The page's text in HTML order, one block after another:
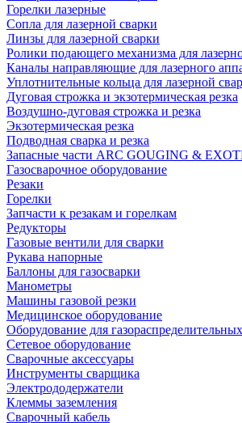
Горелки лазерные
Сопла для лазерной сварки
Линзы для лазерной сварки
Ролики подающего механизма для
Каналы направляющие для лазерного
Уплотнительные кольца для лазерной
Дуговая строжка и экзотермическая резка
Воздушно-дуговая строжка и резка
Экзотермическая резка
Подводная сварка и резка
Запасные части ARC GOUGING &
Газосварочное оборудование
Резаки
Горелки
Запчасти к резакам и горелкам
Редукторы
Газовые вентили для сварки
Рукава напорные
Баллоны для газосварки
Манометры
Машины газовой резки
Медицинское оборудование
Оборудование для
Сетевое оборудование
Сварочные аксессуары
Инструменты сварщика
Электрододержатели
Клеммы заземления
Сварочный кабель